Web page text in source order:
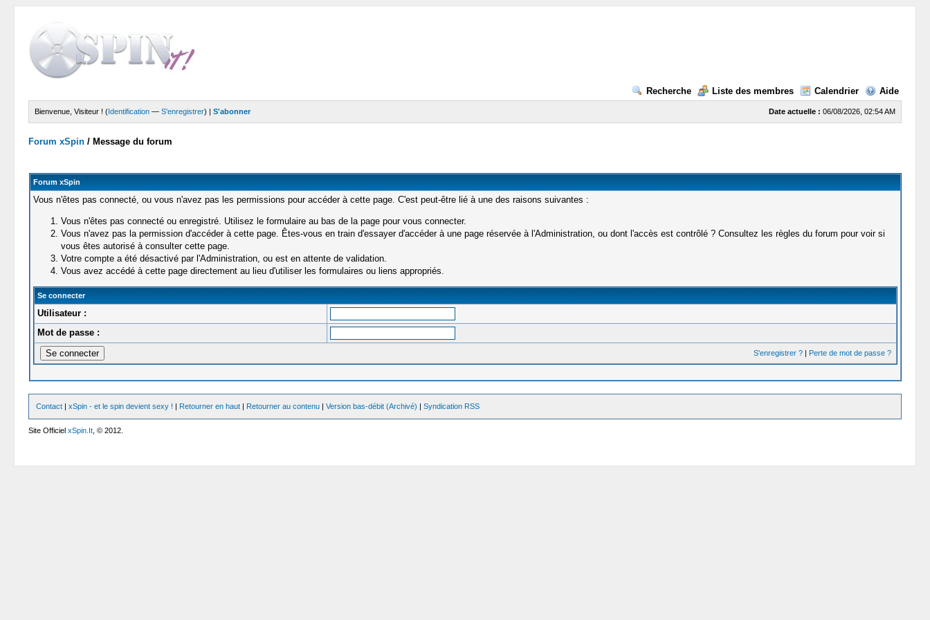
Recherche Liste des membres Calendrier Aide
Date actuelle : 06/08/2026, 02:54 AM
Bienvenue, Visiteur ! (Identification —S'enregistrer) |S'abonner
Forum xSpin / Message du forum
Forum xSpin
Vous n'êtes pas connecté, ou vous n'avez pas les permissions pour accéder à cette page. C'est peut-être lié à une des raisons suivantes :
Vous n'êtes pas connecté ou enregistré. Utilisez le formulaire au bas de la page pour vous connecter.
Vous n'avez pas la permission d'accéder à cette page. Êtes-vous en train d'essayer d'accéder à une page réservée à l'Administration, ou dont l'accès est contrôlé ? Consultez les règles du forum pour voir si
vous êtes autorisé à consulter cette page.
Votre compte a été désactivé par l'Administration, ou est en attente de validation.
Vous avez accédé à cette page directement au lieu d'utiliser les formulaires ou liens appropriés.
Se connecter
Utilisateur :
Mot de passe :
S'enregistrer ?| Perte de mot de passe ?
Contact |xSpin - et le spin devient sexy ! | Retourner en haut | Retourner au contenu |Version bas-débit (Archivé) |Syndication RSS
Site OfficielxSpin.It , © 2012.